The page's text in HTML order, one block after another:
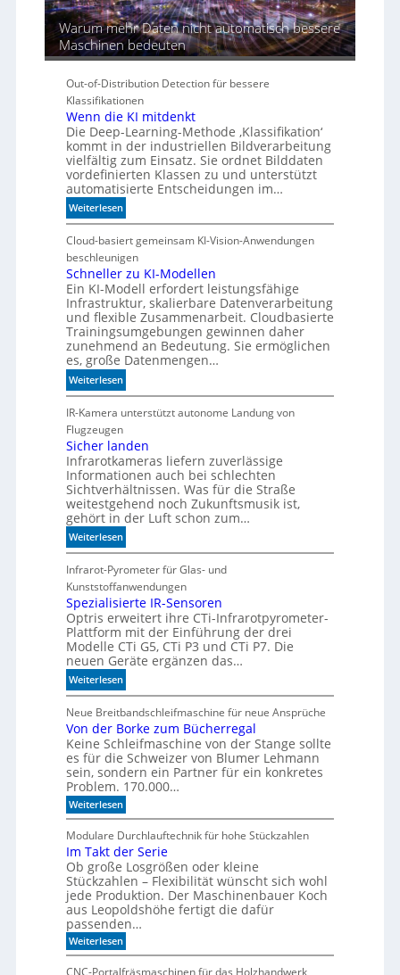
Warum mehr Daten nicht automatisch bessere
Maschinen bedeuten
Out-of-Distribution Detection für bessere
Klassifikationen
Wenn die KI mitdenkt
Die Deep-Learning-Methode ‚Klassifikation‘
kommt in der industriellen Bildverarbeitung
vielfältig zum Einsatz. Sie ordnet Bilddaten
vordefinierten Klassen zu und unterstützt
automatisierte Entscheidungen im…
Weiterlesen:
W
e
n
n
d
i
e
K
I
m
i
t
d
e
n
k
t
Cloud-basiert gemeinsam KI-Vision-Anwendungen
beschleunigen
Schneller zu KI-Modellen
Ein KI-Modell erfordert leistungsfähige
Infrastruktur, skalierbare Datenverarbeitung
und flexible Zusammenarbeit. Cloudbasierte
Trainingsumgebungen gewinnen daher
zunehmend an Bedeutung. Sie ermöglichen
es, große Datenmengen…
Weiterlesen:
S
c
h
n
e
l
l
e
r
z
u
K
I
-
M
o
d
e
l
l
e
n
IR-Kamera unterstützt autonome Landung von
Flugzeugen
Sicher landen
Infrarotkameras liefern zuverlässige
Informationen auch bei schlechten
Sichtverhältnissen. Was für die Straße
weitestgehend noch Zukunftsmusik ist,
gehört in der Luft schon zum…
Weiterlesen:
S
i
c
h
e
r
l
a
n
d
e
n
Infrarot-Pyrometer für Glas- und
Kunststoffanwendungen
Spezialisierte IR-Sensoren
Optris erweitert ihre CTi-Infrarotpyrometer-
Plattform mit der Einführung der drei
Modelle CTi G5, CTi P3 und CTi P7. Die
neuen Geräte ergänzen das…
Weiterlesen:
S
p
e
z
i
a
i
s
i
e
t
e
I
R
-
S
Neue Breitbandschleifmaschine für neue Ansprüche
Von der Borke zum Bücherregal
Keine Schleifmaschine von der Stange sollte
es für die Schweizer von Blumer Lehmann
sein, sondern ein Partner für ein konkretes
Problem. 170.000…
Weiterlesen:
V
n
d
e
r
B
o
r
k
e
z
u
Modulare Durchlauftechnik für hohe Stückzahlen
Im Takt der Serie
Ob große Losgrößen oder kleine
Stückzahlen – Flexibilität wünscht sich wohl
jede Produktion. Der Maschinenbauer Koch
aus Leopoldshöhe fertigt die dafür
passenden…
Weiterlesen:
I
m
CNC-Portalfräsmaschinen für das Holzhandwerk